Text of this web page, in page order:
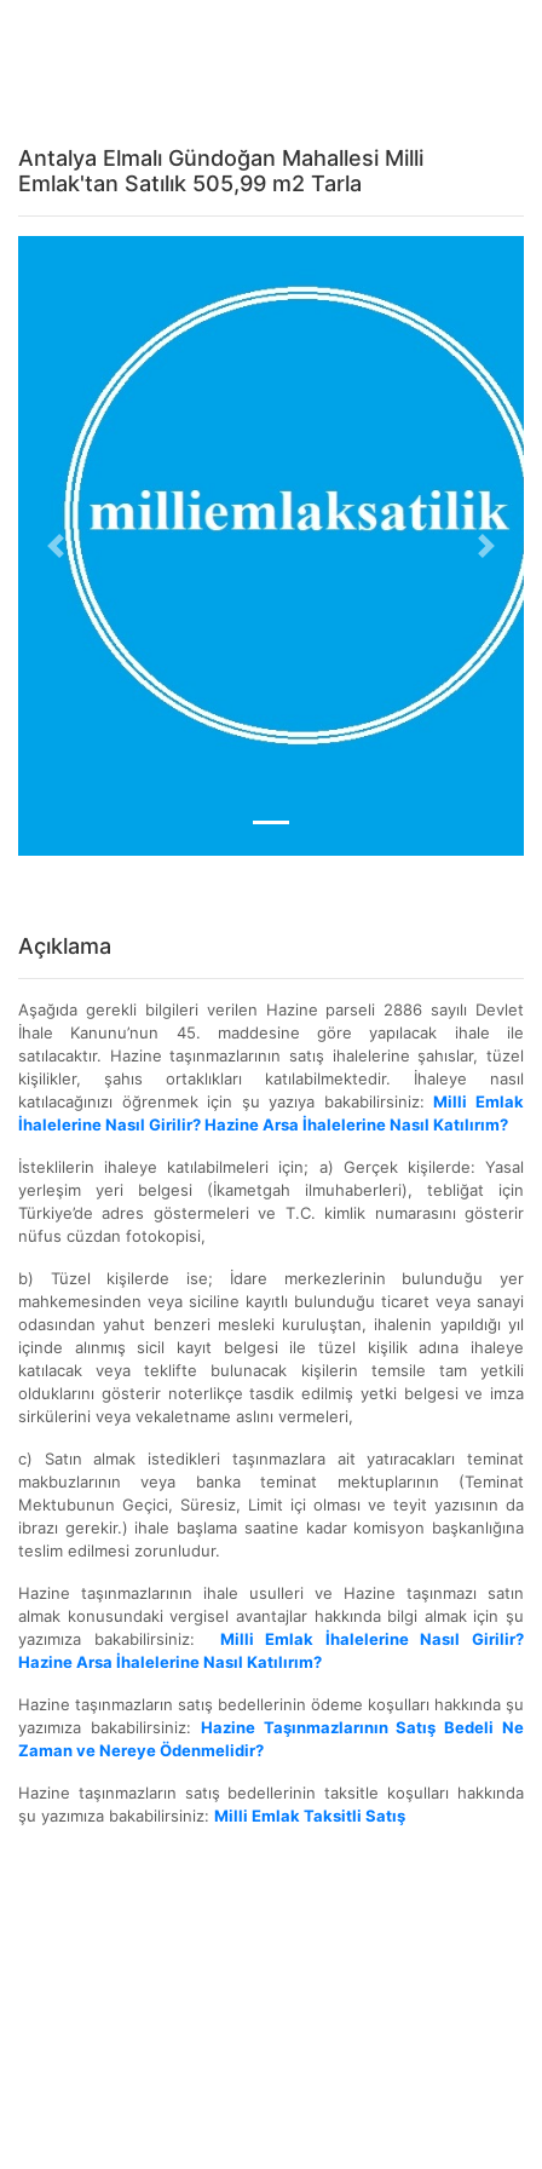
Antalya Elmalı Gündoğan Mahallesi Milli
Emlak'tan Satılık 505,99 m2 Tarla
Previous Next
Açıklama
Aşağıda gerekli bilgileri verilen Hazine parseli 2886 sayılı Devlet
İhale Kanunu’nun 45. maddesine göre yapılacak ihale ile
satılacaktır. Hazine taşınmazlarının satış ihalelerine şahıslar, tüzel
kişilikler, şahıs ortaklıkları katılabilmektedir. İhaleye nasıl
katılacağınızı öğrenmek için şu yazıya bakabilirsiniz:Milli Emlak
İhalelerine Nasıl Girilir? Hazine Arsa İhalelerine Nasıl Katılırım?
İsteklilerin ihaleye katılabilmeleri için; a) Gerçek kişilerde: Yasal
yerleşim yeri belgesi (İkametgah ilmuhaberleri), tebliğat için
Türkiye’de adres göstermeleri ve T.C. kimlik numarasını gösterir
nüfus cüzdan fotokopisi,
b) Tüzel kişilerde ise; İdare merkezlerinin bulunduğu yer
mahkemesinden veya siciline kayıtlı bulunduğu ticaret veya sanayi
odasından yahut benzeri mesleki kuruluştan, ihalenin yapıldığı yıl
içinde alınmış sicil kayıt belgesi ile tüzel kişilik adına ihaleye
katılacak veya teklifte bulunacak kişilerin temsile tam yetkili
olduklarını gösterir noterlikçe tasdik edilmiş yetki belgesi ve imza
sirkülerini veya vekaletname aslını vermeleri,
c) Satın almak istedikleri taşınmazlara ait yatıracakları teminat
makbuzlarının veya banka teminat mektuplarının (Teminat
Mektubunun Geçici, Süresiz, Limit içi olması ve teyit yazısının da
ibrazı gerekir.) ihale başlama saatine kadar komisyon başkanlığına
teslim edilmesi zorunludur.
Hazine taşınmazlarının ihale usulleri ve Hazine taşınmazı satın
almak konusundaki vergisel avantajlar hakkında bilgi almak için şu
yazımıza bakabilirsiniz: Milli Emlak İhalelerine Nasıl Girilir?
Hazine Arsa İhalelerine Nasıl Katılırım?
Hazine taşınmazların satış bedellerinin ödeme koşulları hakkında şu
yazımıza bakabilirsiniz: Hazine Taşınmazlarının Satış Bedeli Ne
Zaman ve Nereye Ödenmelidir?
Hazine taşınmazların satış bedellerinin taksitle koşulları hakkında
şu yazımıza bakabilirsiniz: Milli Emlak Taksitli Satış